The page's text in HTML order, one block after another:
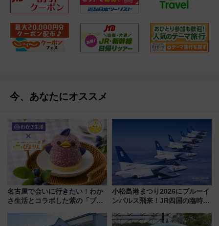
今、あなたにオススメ
名古屋で会いに行きたい！わか
さ生活とコラボした紫の「ブル
小松島港まつり2026にブルーイ
ンパルス飛来！JR四国の臨時ダ